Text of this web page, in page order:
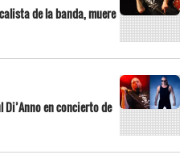
de la banda, muere
en concierto de